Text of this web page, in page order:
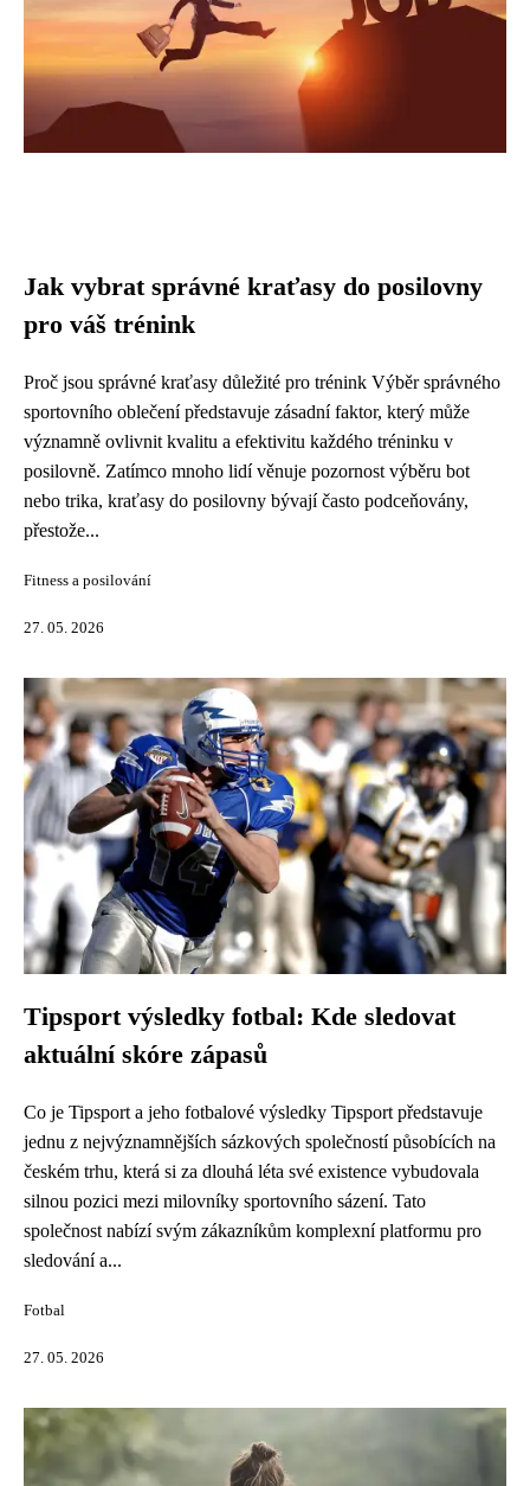
Jak vybrat správné kraťasy do posilovny
pro váš trénink
Proč jsou správné kraťasy důležité pro trénink Výběr správného
sportovního oblečení představuje zásadní faktor, který může
významně ovlivnit kvalitu a efektivitu každého tréninku v
posilovně. Zatímco mnoho lidí věnuje pozornost výběru bot
nebo trika, kraťasy do posilovny bývají často podceňovány,
přestože...
Fitness a posilování
27. 05. 2026
Tipsport výsledky fotbal: Kde sledovat
aktuální skóre zápasů
Co je Tipsport a jeho fotbalové výsledky Tipsport představuje
jednu z nejvýznamnějších sázkových společností působících na
českém trhu, která si za dlouhá léta své existence vybudovala
silnou pozici mezi milovníky sportovního sázení. Tato
společnost nabízí svým zákazníkům komplexní platformu pro
sledování a...
Fotbal
27. 05. 2026